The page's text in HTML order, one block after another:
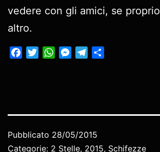
vedere con gli amici, se proprio
altro.
FacebookTwitterWhatsApp
Messenger
Telegram
Pubblicato 28/05/2015
Categorie: 2 Stelle, 2015, Schifezze